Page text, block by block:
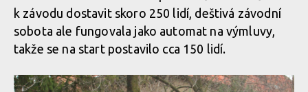
k závodu dostavit skoro 250 lidí, deštivá závodní
sobota ale fungovala jako automat na výmluvy,
takže se na start postavilo cca 150 lidí.